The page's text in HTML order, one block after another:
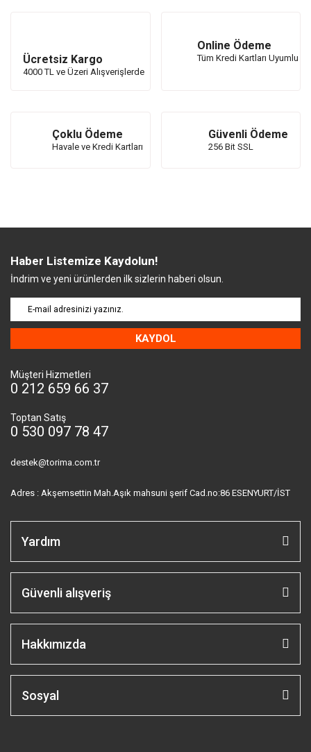
Ücretsiz Kargo
4000 TL ve Üzeri Alışverişlerde
Online Ödeme
Tüm Kredi Kartları Uyumlu
Çoklu Ödeme
Havale ve Kredi Kartları
Güvenli Ödeme
256 Bit SSL
Haber Listemize Kaydolun!
İndrim ve yeni ürünlerden ilk sizlerin haberi olsun.
KAYDOL
Müşteri Hizmetleri
0 212 659 66 37
Toptan Satış
0 530 097 78 47
destek@torima.com.tr
Adres : Akşemsettin Mah.Aşık mahsuni şerif Cad.no:86 ESENYURT/İST
Yardım
Güvenli alışveriş
Hakkımızda
Sosyal